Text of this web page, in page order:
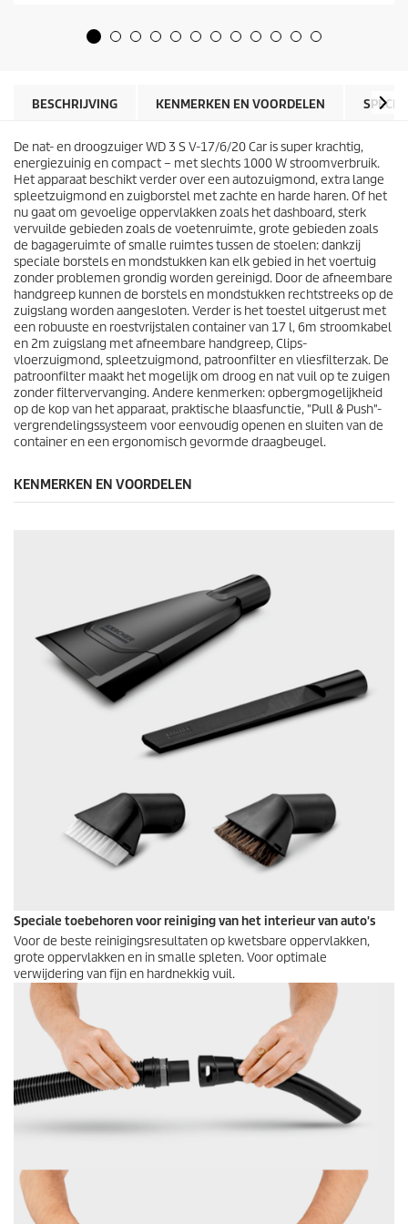
sn
.
5
5
b
e
o
o
r
d
e
l
i
n
g
e
n
BESCHRIJVING KENMERKEN EN VOORDELEN
De nat- en droogzuiger WD 3 S V-17/6/20 Car is super krachtig,
energiezuinig en compact – met slechts 1000 W stroomverbruik.
Het apparaat beschikt verder over een autozuigmond, extra lange
spleetzuigmond en zuigborstel met zachte en harde haren. Of het
nu gaat om gevoelige oppervlakken zoals het dashboard, sterk
vervuilde gebieden zoals de voetenruimte, grote gebieden zoals
de bagageruimte of smalle ruimtes tussen de stoelen: dankzij
speciale borstels en mondstukken kan elk gebied in het voertuig
zonder problemen grondig worden gereinigd. Door de afneembare
handgreep kunnen de borstels en mondstukken rechtstreeks op de
zuigslang worden aangesloten. Verder is het toestel uitgerust met
een robuuste en roestvrijstalen container van 17 l, 6m stroomkabel
en 2m zuigslang met afneembare handgreep, Clips-
vloerzuigmond, spleetzuigmond, patroonfilter en vliesfilterzak. De
patroonfilter maakt het mogelijk om droog en nat vuil op te zuigen
zonder filtervervanging. Andere kenmerken: opbergmogelijkheid
op de kop van het apparaat, praktische blaasfunctie, "Pull & Push"-
vergrendelingssysteem voor eenvoudig openen en sluiten van de
container en een ergonomisch gevormde draagbeugel.
KENMERKEN EN VOORDELEN
Speciale toebehoren voor reiniging van het interieur van auto's
Voor de beste reinigingsresultaten op kwetsbare oppervlakken,
grote oppervlakken en in smalle spleten. Voor optimale
verwijdering van fijn en hardnekkig vuil.